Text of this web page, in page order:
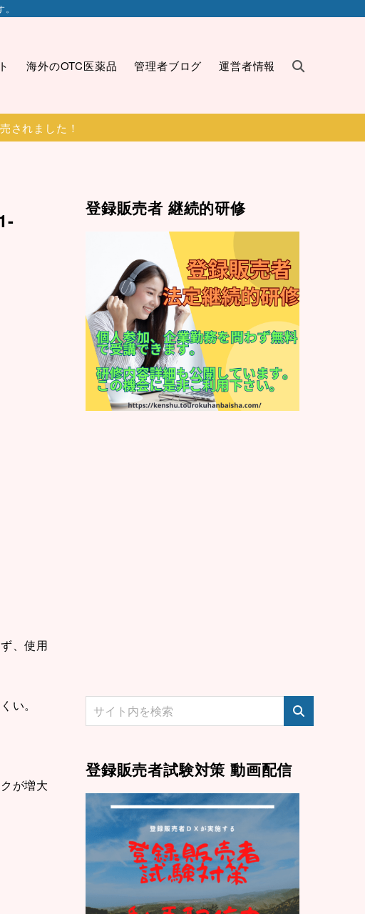
海外のOTC医薬品 管理者ブログ 運営者情報
されました！
、使用
い。
が増大
登録販売者 継続的研修
登録販売者試験対策 動画配信